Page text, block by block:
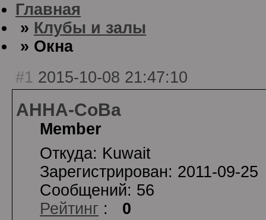
Главная
» Клубы и залы
» Окна
#1 2015-10-08 21:47:10
AHHA-CoBa
Member
Откуда: Kuwait
Зарегистрирован: 2011-09-25
Сообщений: 56
Рейтинг : 0